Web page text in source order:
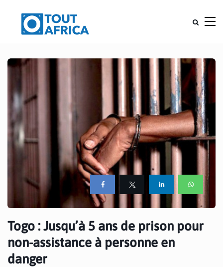
Togo : Jusqu’à 5 ans de prison pour
non-assistance à personne en
danger